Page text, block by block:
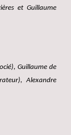
et Guillaume
Guillaume de
Alexandre